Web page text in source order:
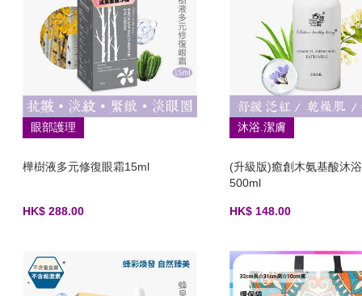
眼部護理
樺樹液多元修復眼霜15ml
HK$ 288.00
沐浴.潔膚
(升級版)癒創木氨基酸沐
500ml
HK$ 148.00